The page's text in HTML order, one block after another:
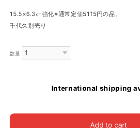
15.5×6.3㎝強化※通常定価5115円の品。
千代久別売り
数量
International shipping
Add to cart